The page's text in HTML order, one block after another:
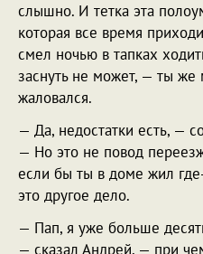
слышно. И тетка эта
которая все время
смел ночью в тапках
заснуть не может, — ты же
жаловался.
— Да, недостатки есть, —
— Но это не повод
если бы ты в доме жил
это другое дело.
— Пап, я уже больше
— сказал Андрей, — при